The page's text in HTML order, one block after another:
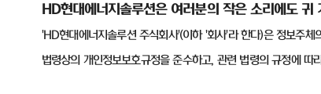
HD현대에너지솔루션은 여러분의 작은 소리에도
'HD현대에너지솔루션 주식회사'(이하'회사'라 한다)은 정보주체
법령상의 개인정보보호규정을 준수하고, 관련 법령의 규정에 따